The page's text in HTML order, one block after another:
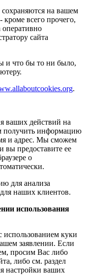
на вашем
кроме всего прочего,
оперативно
сайта
и что бы то ни было,
.
ваших действий на
получить информацию
и адрес. Мы сможем
вы предоставите ее
о
для анализа
наших клиентов.
использования
использованием куки
заявлении. Если
просим Вас либо
либо см. раздел
настройки ваших